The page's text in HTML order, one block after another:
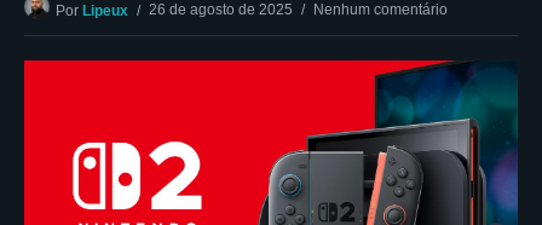
Por Lipeux 26 de agosto de 2025 Nenhum comentário